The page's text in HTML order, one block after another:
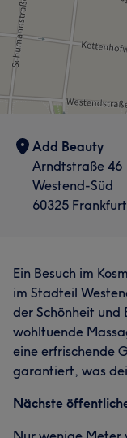
Add Beauty
Arndtstraße 46
Westend-Süd
60325
Ein Besuch im
im Stadteil
der Schönheit und
wohltuende
eine erfrischende
garantiert, was
Nächste